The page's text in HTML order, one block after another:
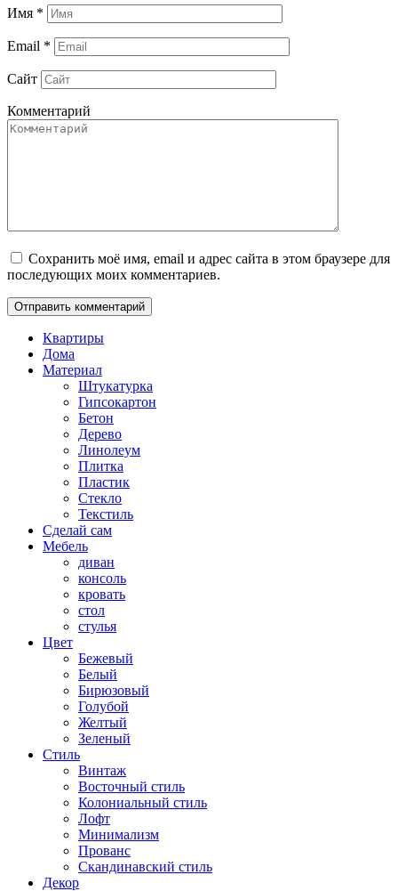
Имя *
Email *
Сайт
Комментарий
Сохранить моё имя, email и адрес сайта в этом браузере для
последующих моих комментариев.
Квартиры
Дома
Материал
Штукатурка
Гипсокартон
Бетон
Дерево
Линолеум
Плитка
Пластик
Стекло
Текстиль
Сделай сам
Мебель
диван
консоль
кровать
стол
стулья
Цвет
Бежевый
Белый
Бирюзовый
Голубой
Желтый
Зеленый
Стиль
Винтаж
Восточный стиль
Колониальный стиль
Лофт
Минимализм
Прованс
Скандинавский стиль
Декор